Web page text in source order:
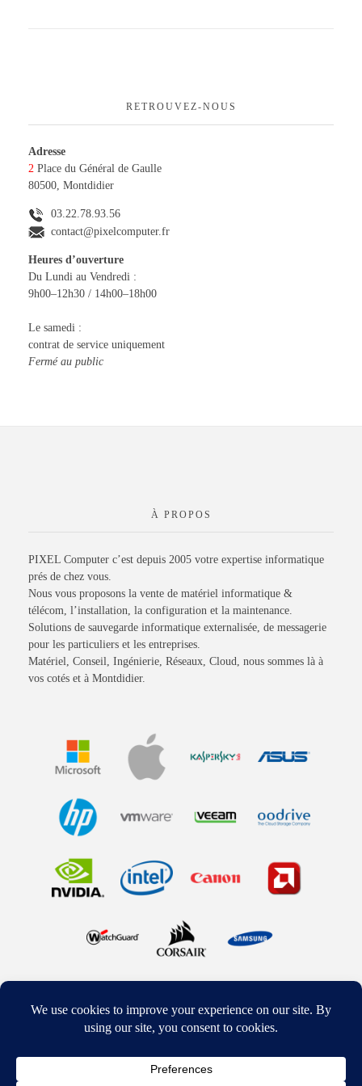
RETROUVEZ-NOUS
Adresse
2 Place du Général de Gaulle
80500, Montdidier
03.22.78.93.56
contact@pixelcomputer.fr
Heures d’ouverture
Du Lundi au Vendredi :
9h00–12h30 / 14h00–18h00
Le samedi :
contrat de service uniquement
Fermé au public
À PROPOS
PIXEL Computer c’est depuis 2005 votre expertise informatique
prés de chez vous.
Nous vous proposons la vente de matériel informatique &
télécom, l’installation, la configuration et la maintenance.
Solutions de sauvegarde informatique externalisée, de messagerie
pour les particuliers et les entreprises.
Matériel, Conseil, Ingénierie, Réseaux, Cloud, nous sommes là à
vos cotés et à Montdidier.